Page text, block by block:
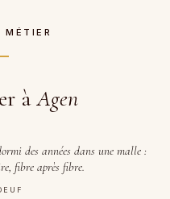
àAgen
des années dans une malle :
fibre après fibre.